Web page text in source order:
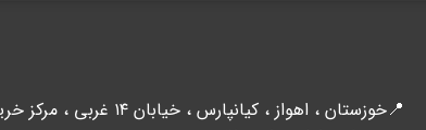
📍خوزستان ، اهواز ، کیانپارس ، خیابان ۱۴ غربی ،